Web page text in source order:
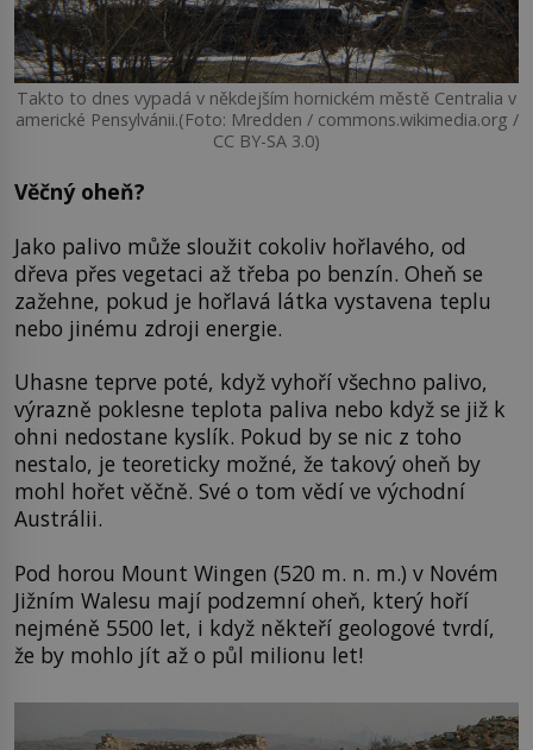
Takto to dnes vypadá v někdejším hornickém městě Centralia v
americké Pensylvánii.(Foto: Mredden / commons.wikimedia.org /
CC BY-SA 3.0)
Věčný oheň?
Jako palivo může sloužit cokoliv hořlavého, od
dřeva přes vegetaci až třeba po benzín. Oheň se
zažehne, pokud je hořlavá látka vystavena teplu
nebo jinému zdroji energie.
Uhasne teprve poté, když vyhoří všechno palivo,
výrazně poklesne teplota paliva nebo když se již k
ohni nedostane kyslík. Pokud by se nic z toho
nestalo, je teoreticky možné, že takový oheň by
mohl hořet věčně. Své o tom vědí ve východní
Austrálii.
Pod horou Mount Wingen (520 m. n. m.) v Novém
Jižním Walesu mají podzemní oheň, který hoří
nejméně 5500 let, i když někteří geologové tvrdí,
že by mohlo jít až o půl milionu let!